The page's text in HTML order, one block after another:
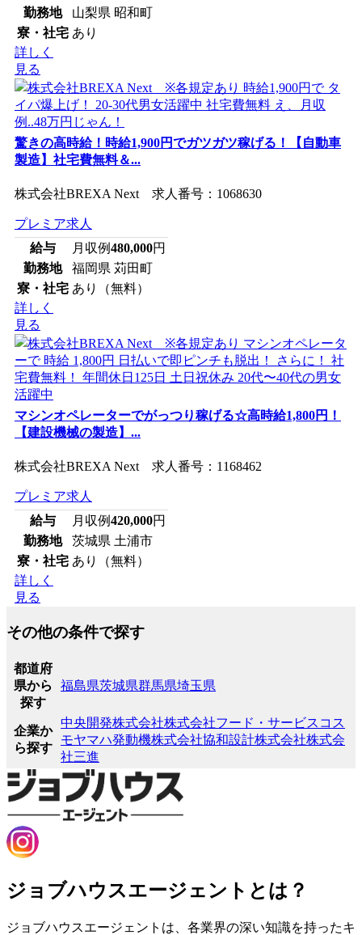
勤務地
山梨県 昭和町
寮・社宅 あり
詳しく
見る
驚きの高時給！時給1,900円でガツガツ稼げる！【自動車
製造】社宅費無料＆...
株式会社BREXA Next 求人番号：1068630
プレミア求人
給与
月収例480,000円
勤務地
福岡県 苅田町
寮・社宅 あり（無料）
詳しく
見る
マシンオペレーターでがっつり稼げる☆高時給1,800円！
【建設機械の製造】...
株式会社BREXA Next 求人番号：1168462
プレミア求人
給与
月収例420,000円
勤務地
茨城県 土浦市
寮・社宅 あり（無料）
詳しく
見る
その他の条件で探す
都道府
県から
探す
福島県茨城県群馬県埼玉県
企業か
ら探す
中央開発株式会社株式会社フード・サービスコス
モヤマハ発動機株式会社協和設計株式会社株式会
社三進
ジョブハウスエージェントとは？
ジョブハウスエージェントは、各業界の深い知識を持ったキ